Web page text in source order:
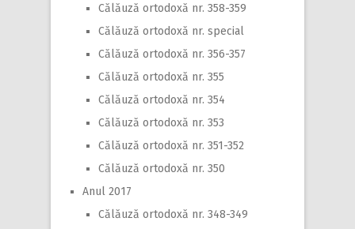
Călăuză ortodoxă nr. 358-359
Călăuză ortodoxă nr. special
Călăuză ortodoxă nr. 356-357
Călăuză ortodoxă nr. 355
Călăuză ortodoxă nr. 354
Călăuză ortodoxă nr. 353
Călăuză ortodoxă nr. 351-352
Călăuză ortodoxă nr. 350
Anul 2017
Călăuză ortodoxă nr. 348-349